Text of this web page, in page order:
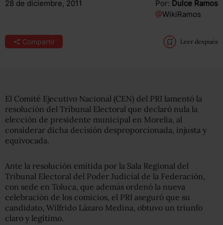
28 de diciembre, 2011 Por: Dulce Ramos
@WikiRamos
Compartir Leer después
El Comité Ejecutivo Nacional (CEN) del PRI lamentó la
resolución del Tribunal Electoral que declaró nula la
elección de presidente municipal en Morelia, al
considerar dicha decisión desproporcionada, injusta y
equivocada.
Ante la resolución emitida por la Sala Regional del
Tribunal Electoral del Poder Judicial de la Federación,
con sede en Toluca, que además ordenó la nueva
celebración de los comicios, el PRI aseguró que su
candidato, Wilfrido Lázaro Medina, obtuvo un triunfo
claro y legítimo.